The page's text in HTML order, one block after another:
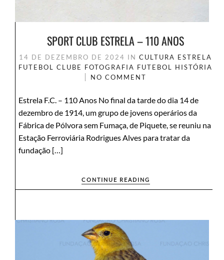
SPORT CLUB ESTRELA – 110 ANOS
14 DE DEZEMBRO DE 2024 IN CULTURA ESTRELA
FUTEBOL CLUBE FOTOGRAFIA FUTEBOL HISTÓRIA
NO COMMENT
Estrela F.C. – 110 Anos No final da tarde do dia 14 de
dezembro de 1914, um grupo de jovens operários da
Fábrica de Pólvora sem Fumaça, de Piquete, se reuniu na
Estação Ferroviária Rodrigues Alves para tratar da
fundação […]
CONTINUE READING